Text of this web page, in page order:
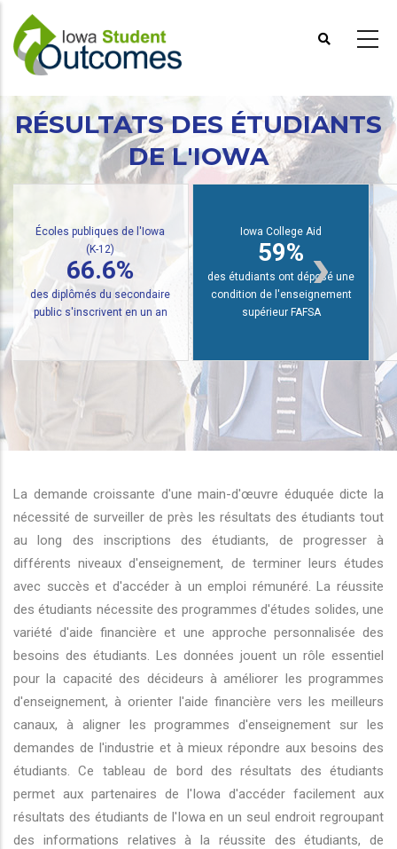
contenu
principal
actions supplémentaires
RÉSULTATS DES ÉTUDIANTS
DE L'IOWA
de l'Iowa
du secondaire
en un an
Iowa College Aid
59%
des étudiants ont déposé une
condition de l'enseignement
supérieur FAFSA
est devenu
La demande croissante d'une main-d'œuvre éduquée dicte la
nécessité de surveiller de près les résultats des étudiants tout
au long des inscriptions des étudiants, de progresser à
différents niveaux d'enseignement, de terminer leurs études
avec succès et d'accéder à un emploi rémunéré. La réussite
des étudiants nécessite des programmes d'études solides, une
variété d'aide financière et une approche personnalisée des
besoins des étudiants. Les données jouent un rôle essentiel
pour la capacité des décideurs à améliorer les programmes
d'enseignement, à orienter l'aide financière vers les meilleurs
canaux, à aligner les programmes d'enseignement sur les
demandes de l'industrie et à mieux répondre aux besoins des
étudiants. Ce tableau de bord des résultats des étudiants
permet aux partenaires de l'Iowa d'accéder facilement aux
résultats des étudiants de l'Iowa en un seul endroit regroupant
des informations relatives à la réussite des étudiants, de